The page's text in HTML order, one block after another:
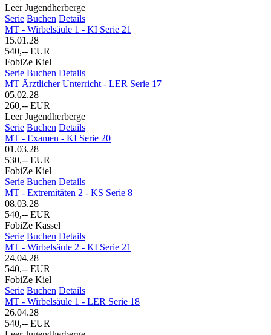
Leer Jugendherberge
Serie Buchen Details
MT - Wirbelsäule 1 - KI Serie 21
15.01.28
540,-- EUR
FobiZe Kiel
Serie Buchen Details
MT Ärztlicher Unterricht - LER Serie 17
05.02.28
260,-- EUR
Leer Jugendherberge
Serie Buchen Details
MT - Examen - KI Serie 20
01.03.28
530,-- EUR
FobiZe Kiel
Serie Buchen Details
MT - Extremitäten 2 - KS Serie 8
08.03.28
540,-- EUR
FobiZe Kassel
Serie Buchen Details
MT - Wirbelsäule 2 - KI Serie 21
24.04.28
540,-- EUR
FobiZe Kiel
Serie Buchen Details
MT - Wirbelsäule 1 - LER Serie 18
26.04.28
540,-- EUR